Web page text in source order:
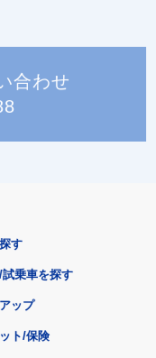
合わせ
す
試乗車を探す
ップ
ト/保険